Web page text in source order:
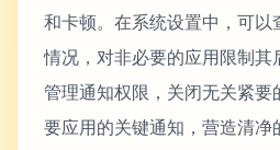
和卡顿。在系统设置中，可以
情况，对非必要的应用限制其
管理通知权限，关闭无关紧要
要应用的关键通知，营造清净